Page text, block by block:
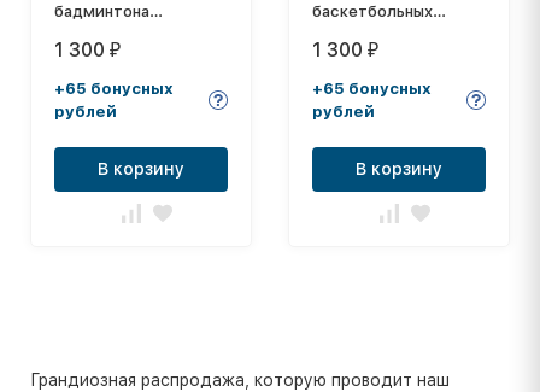
бадминтона
толщина нити: 1,5 мм
1 300 ₽
+65 бонусных
рублей
В корзину
баскетбольных
толщина нити 6,0 мм
1 300 ₽
+65 бонусных
рублей
В корзину
Грандиозная распродажа, которую проводит наш